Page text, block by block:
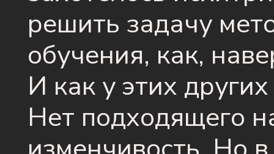
решить задачу
обучения, как,
И как у этих
Нет подходящего